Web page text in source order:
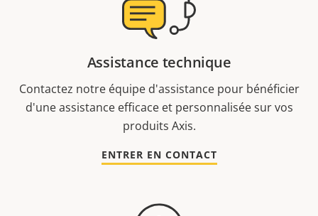
Assistance technique
Contactez notre équipe d'assistance pour bénéficier
d'une assistance efficace et personnalisée sur vos
produits Axis.
ENTRER EN CONTACT